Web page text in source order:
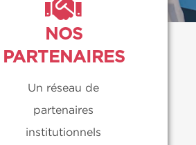
NOS
PARTENAIRES
Un réseau de
partenaires
institutionnels